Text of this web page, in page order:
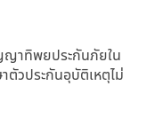
ญาทิพยประกันภัยใน
ตัวประกันอุบัติเหตุไม่